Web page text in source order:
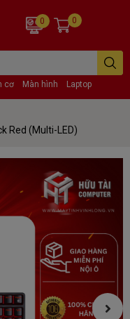
cơ Màn hình Laptop
0 0
Red (Multi-LED)